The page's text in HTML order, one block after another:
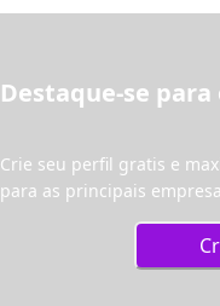
Destaque-se
Crie seu perfil gratis e
para as principais